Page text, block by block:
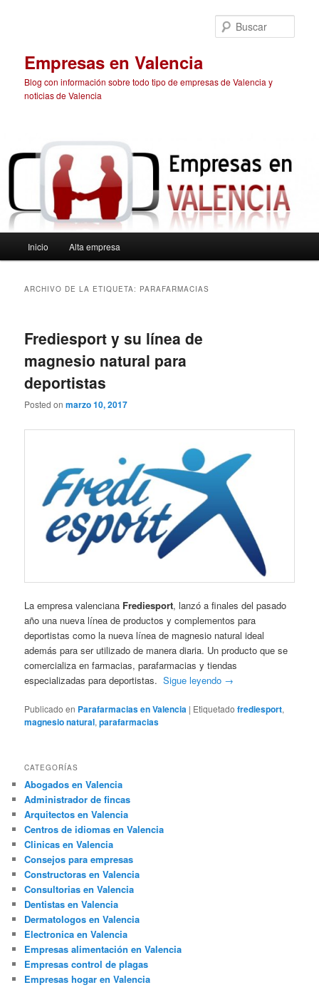
Empresas en Valencia
Blog con información sobre todo tipo de empresas de Valencia y
noticias de Valencia
principal
Inicio Alta empresa
ARCHIVO DE LA ETIQUETA: PARAFARMACIAS
Frediesport y su línea de
magnesio natural para
deportistas
Posted onmarzo 10, 2017
La empresa valenciana Frediesport, lanzó a finales del pasado
año una nueva línea de productos y complementos para
deportistas como la nueva línea de magnesio natural ideal
además para ser utilizado de manera diaria. Un producto que se
comercializa en farmacias, parafarmacias y tiendas
especializadas para deportistas.Sigue leyendo →
Publicado en Parafarmacias en Valencia | Etiquetado frediesport,
magnesio natural,parafarmacias
CATEGORÍAS
Abogados en Valencia
Administrador de fincas
Arquitectos en Valencia
Centros de idiomas en Valencia
Clinicas en Valencia
Consejos para empresas
Constructoras en Valencia
Consultorias en Valencia
Dentistas en Valencia
Dermatologos en Valencia
Electronica en Valencia
Empresas alimentación en Valencia
Empresas control de plagas
Empresas hogar en Valencia